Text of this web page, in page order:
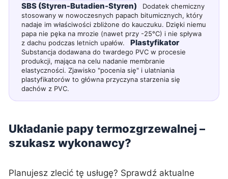
SBS (Styren-Butadien-Styren)
Dodatek chemiczny
stosowany w nowoczesnych papach bitumicznych, który
nadaje im właściwości zbliżone do kauczuku. Dzięki niemu
papa nie pęka na mrozie (nawet przy -25°C) i nie spływa
z dachu podczas letnich upałów.
Plastyfikator
Substancja dodawana do twardego PVC w procesie
produkcji, mająca na celu nadanie membranie
elastyczności. Zjawisko "pocenia się" i ulatniania
plastyfikatorów to główna przyczyna starzenia się
dachów z PVC.
Układanie papy termozgrzewalnej –
szukasz wykonawcy?
Planujesz zlecić tę usługę? Sprawdź aktualne